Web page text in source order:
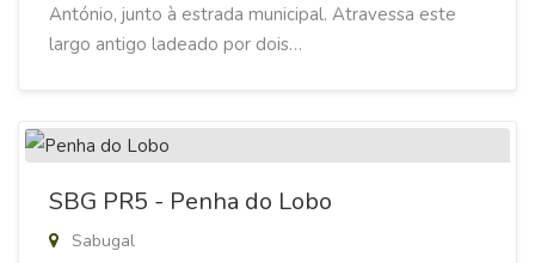
António, junto à estrada municipal. Atravessa este
largo antigo ladeado por dois…
SBG PR5 - Penha do Lobo
Sabugal